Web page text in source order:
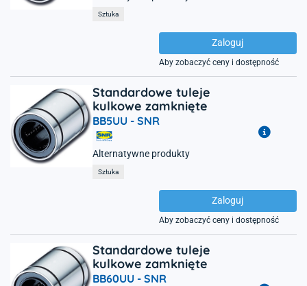
Sztuka
Zaloguj
Aby zobaczyć ceny i dostępność
Standardowe tuleje
kulkowe zamknięte
BB5UU - SNR
Alternatywne produkty
Sztuka
Zaloguj
Aby zobaczyć ceny i dostępność
Standardowe tuleje
kulkowe zamknięte
BB60UU - SNR